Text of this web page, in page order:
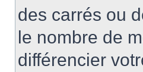
des carrés ou
le nombre de
différencier